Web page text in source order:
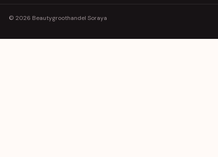
© 2026 Beautygroothandel Soraya